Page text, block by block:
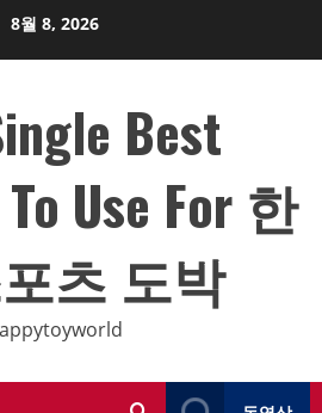
8월 8, 2026
Best
Use For 한
츠 도박